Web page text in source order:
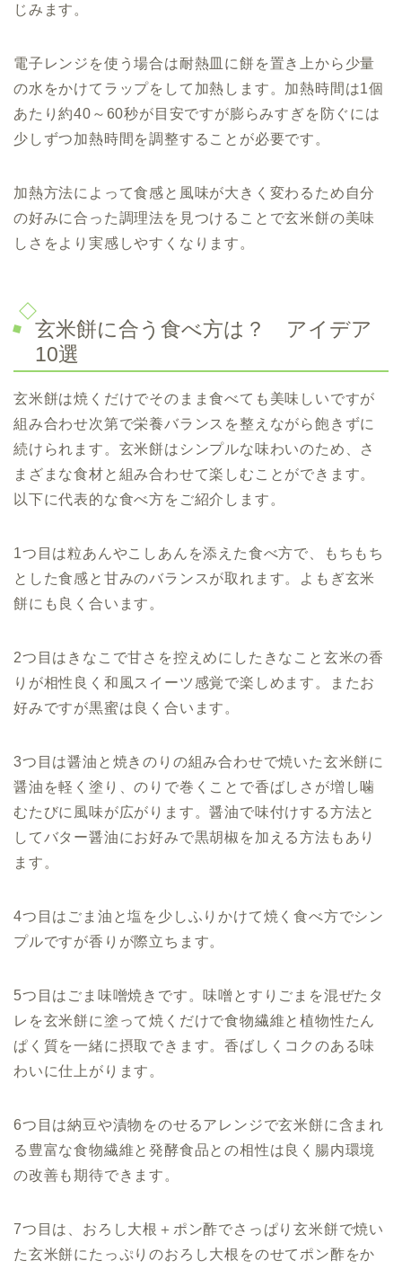
じみます。
電子レンジを使う場合は耐熱皿に餅を置き上から少量
の水をかけてラップをして加熱します。加熱時間は1個
あたり約40～60秒が目安ですが膨らみすぎを防ぐには
少しずつ加熱時間を調整することが必要です。
加熱方法によって食感と風味が大きく変わるため自分
の好みに合った調理法を見つけることで玄米餅の美味
しさをより実感しやすくなります。
玄米餅に合う食べ方は？ アイデア
10選
玄米餅は焼くだけでそのまま食べても美味しいですが
組み合わせ次第で栄養バランスを整えながら飽きずに
続けられます。玄米餅はシンプルな味わいのため、さ
まざまな食材と組み合わせて楽しむことができます。
以下に代表的な食べ方をご紹介します。
1つ目は粒あんやこしあんを添えた食べ方で、もちもち
とした食感と甘みのバランスが取れます。よもぎ玄米
餅にも良く合います。
2つ目はきなこで甘さを控えめにしたきなこと玄米の香
りが相性良く和風スイーツ感覚で楽しめます。またお
好みですが黒蜜は良く合います。
3つ目は醤油と焼きのりの組み合わせで焼いた玄米餅に
醤油を軽く塗り、のりで巻くことで香ばしさが増し噛
むたびに風味が広がります。醤油で味付けする方法と
してバター醤油にお好みで黒胡椒を加える方法もあり
ます。
4つ目はごま油と塩を少しふりかけて焼く食べ方でシン
プルですが香りが際立ちます。
5つ目は ごま味噌焼きです。味噌とすりごまを混ぜたタ
レを玄米餅に塗って焼くだけで食物繊維と植物性たん
ぱく質を一緒に摂取できます。香ばしくコクのある味
わいに仕上がります。
6つ目は納豆や漬物をのせるアレンジで玄米餅に含まれ
る豊富な食物繊維と発酵食品との相性は良く腸内環境
の改善も期待できます 。
7つ目は、おろし大根＋ポン酢でさっぱり玄米餅で焼い
た玄米餅にたっぷりのおろし大根をのせてポン酢をか